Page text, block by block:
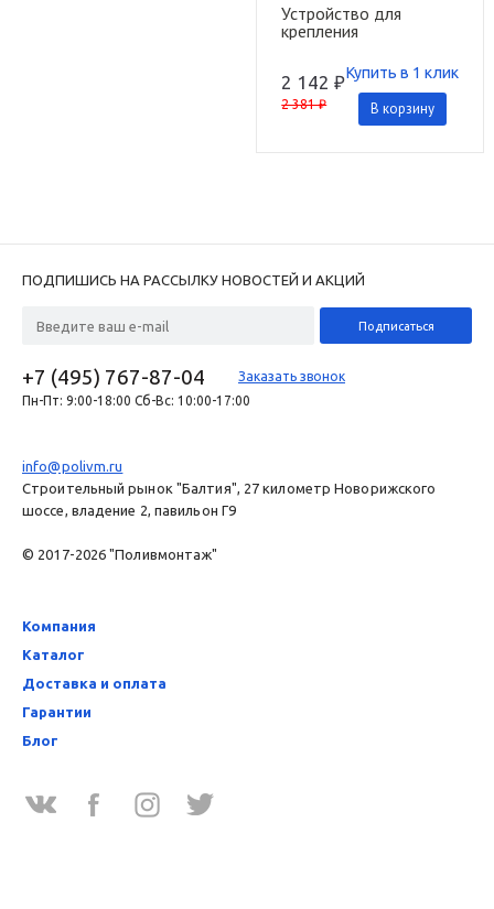
Устройство для
крепления
на стене Rain Bird
2 142 ₽
2 381 ₽
Купить в 1 клик
В корзину
ПОДПИШИСЬ НА РАССЫЛКУ НОВОСТЕЙ И АКЦИЙ
+7 (495) 767-87-04
Заказать звонок
Пн-Пт: 9:00-18:00 Сб-Вс: 10:00-17:00
info@polivm.ru
Строительный рынок "Балтия", 27 километр Новорижского
шоссе, владение 2, павильон Г9
© 2017-2026 "Поливмонтаж"
Компания
Каталог
Доставка и оплата
Гарантии
Блог